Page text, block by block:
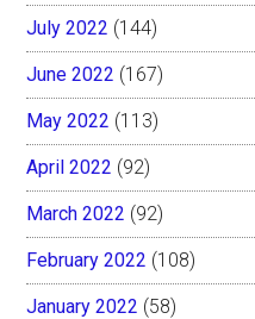
July 2022 (144)
June 2022 (167)
May 2022 (113)
April 2022 (92)
March 2022 (92)
February 2022 (108)
January 2022 (58)